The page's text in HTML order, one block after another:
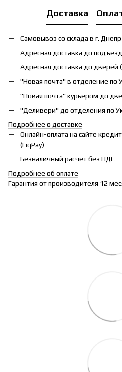
Доставка
Самовывоз со склада в г. Днепр
Адресная доставка до
Адресная доставка до дверей
"Новая почта" в отделение по
"Новая почта" курьером до
"Деливери" до отделения по
Подробнее о доставке
Онлайн-оплата на сайте
(LiqPay)
Безналичный расчет без НДС
Подробнее об оплате
Гарантия от производителя 12